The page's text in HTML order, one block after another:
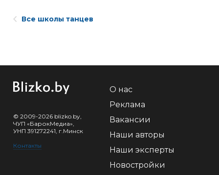
Все школы танцев
© 2009-2026 blizko.by,
ЧУП «БарокМедиа»,
УНП 391272241, г.Минск
Контакты
О нас
Реклама
Вакансии
Наши авторы
Наши эксперты
Новостройки